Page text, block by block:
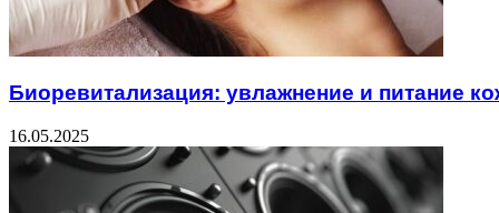
Биоревитализация: увлажнение и питание
16.05.2025